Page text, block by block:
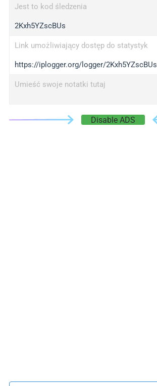
Jest to kod śledzenia
2Kxh5YZscBUs
Link umożliwiający dostęp do statystyk
https://iplogger.org/logger/2Kxh5YZscBUs
Umieść swoje notatki tutaj
Disable ADS